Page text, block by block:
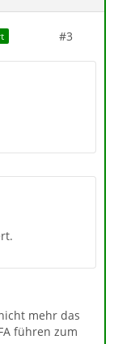
#3
mehr das
führen zum